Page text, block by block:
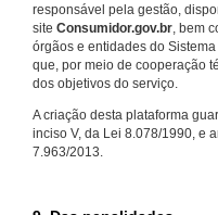
responsável pela gestão,
site Consumidor.gov.br, bem
órgãos e entidades do
que, por meio de cooperação
dos objetivos do serviço.
A criação desta plataforma
inciso V, da Lei 8.078/1990, e
7.963/2013.